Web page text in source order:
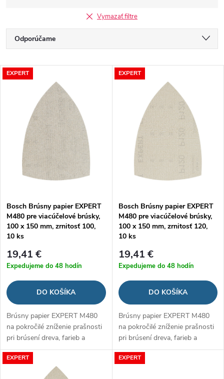
Vymazať filtre
R
a
p
r
o
d
u
k
t
Odporúčame
Najdrahšie
Najpredávanejšie
Abecedne
V
p
r
o
d
u
k
t
EXPERT
Bosch Brúsny papier EXPERT
M480 pre viacúčelové brúsky,
100 x 150 mm, zrnitosť 100,
10 ks
19,41 €
Expedujeme do 48 hodín
DO KOŠÍKA
Brúsny papier EXPERT M480
na pokročilé zníženie prašnosti
pri brúsení dreva, farieb a
sadrokartónu
EXPERT
Bosch Brúsny papier EXPERT
M480 pre viacúčelové brúsky,
100 x 150 mm, zrnitosť 120,
10 ks
19,41 €
Expedujeme do 48 hodín
DO KOŠÍKA
Brúsny papier EXPERT M480
na pokročilé zníženie prašnosti
pri brúsení dreva, farieb a
sadrokartónu
EXPERT EXPERT